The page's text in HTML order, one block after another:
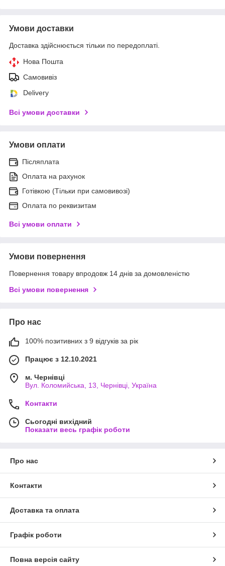
Умови доставки
Доставка здійснюється тільки по передоплаті.
Нова Пошта
Самовивіз
Delivery
Всі умови доставки
Умови оплати
Післяплата
Оплата на рахунок
Готівкою (Тільки при самовивозі)
Оплата по реквизитам
Всі умови оплати
Умови повернення
Повернення товару впродовж 14 днів за домовленістю
Всі умови повернення
Про нас
100% позитивних з 9 відгуків за рік
Працює з 12.10.2021
м. Чернівці
Вул. Коломийська, 13, Чернівці, Україна
Контакти
Сьогодні вихідний
Показати весь графік роботи
Про нас
Контакти
Доставка та оплата
Графік роботи
Повна версія сайту